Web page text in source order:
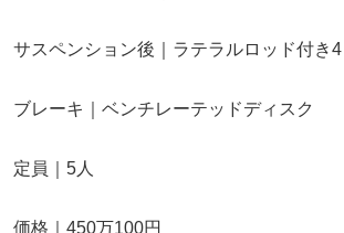
サスペンション後｜ラテラルロッド付き
ブレーキ｜ベンチレーテッドディスク
定員｜5人
価格｜450万100円